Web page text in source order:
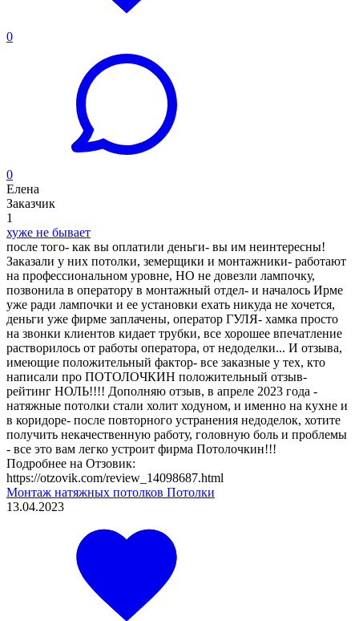
0
0
Елена
Заказчик
1
хуже не бывает
после того- как вы оплатили деньги- вы им неинтересны!
Заказали у них потолки, земерщики и монтажники- работают
на профессиональном уровне, НО не довезли лампочку,
позвонила в оператору в монтажный отдел- и началось Ирме
уже ради лампочки и ее установки ехать никуда не хочется,
деньги уже фирме заплачены, оператор ГУЛЯ- хамка просто
на звонки клиентов кидает трубки, все хорошее впечатление
растворилось от работы оператора, от недоделки... И отзыва,
имеющие положительный фактор- все заказные у тех, кто
написали про ПОТОЛОЧКИН положительный отзыв-
рейтинг НОЛЬ!!!! Дополняю отзыв, в апреле 2023 года -
натяжные потолки стали холит ходуном, и именно на кухне и
в коридоре- после повторного устранения недоделок, хотите
получить некачественную работу, головную боль и проблемы
- все это вам легко устроит фирма Потолочкин!!!
Подробнее на Отзовик:
https://otzovik.com/review_14098687.html
Монтаж натяжных потолков Потолки
13.04.2023